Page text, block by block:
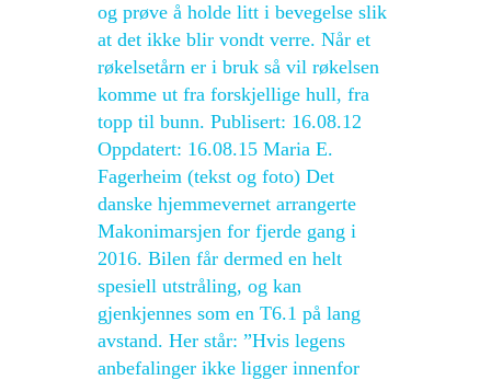
og prøve å holde litt i bevegelse slik
at det ikke blir vondt verre. Når et
røkelsetårn er i bruk så vil røkelsen
komme ut fra forskjellige hull, fra
topp til bunn. Publisert: 16.08.12
Oppdatert: 16.08.15 Maria E.
Fagerheim (tekst og foto) Det
danske hjemmevernet arrangerte
Makonimarsjen for fjerde gang i
2016. Bilen får dermed en helt
spesiell utstråling, og kan
gjenkjennes som en T6.1 på lang
avstand. Her står: ”Hvis legens
anbefalinger ikke ligger innenfor